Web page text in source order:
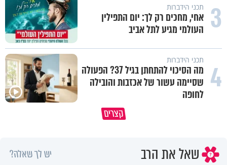
3 תכני הידברות
אחי, מחכים רק לך: יום התפילין
העולמי מגיע לתל אביב
4 תכני הידברות
מה הסיכוי להתחתן בגיל 37? הפעולה
שסיימה עשור של אכזבות והובילה
לחופה
קצרים
באיזה ארץ לומדים יותר גמרא בדרום
שאל את הרב יש לך שאלה?